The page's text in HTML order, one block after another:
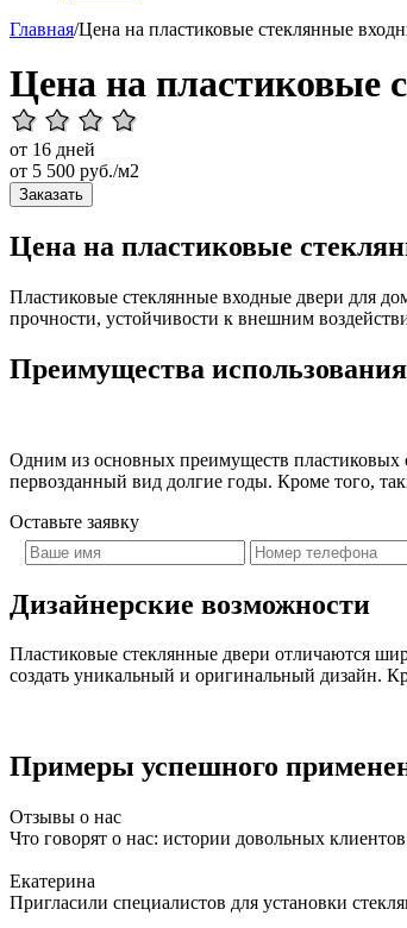
Главная/Цена на пластиковые стеклянные
Цена на пластиковые
от 16 дней
от 5 500 руб./м2
Заказать
Цена на пластиковые
Пластиковые стеклянные входные двери для
прочности, устойчивости к внешним
Преимущества использования
Одним из основных преимуществ пластиковых
первозданный вид долгие годы. Кроме того,
Оставьте заявку
Дизайнерские возможности
Пластиковые стеклянные двери отличаются
создать уникальный и оригинальный дизайн.
Примеры успешного
Отзывы о нас
Что говорят о нас: истории довольных клиентов
Екатерина
Пригласили специалистов для установки